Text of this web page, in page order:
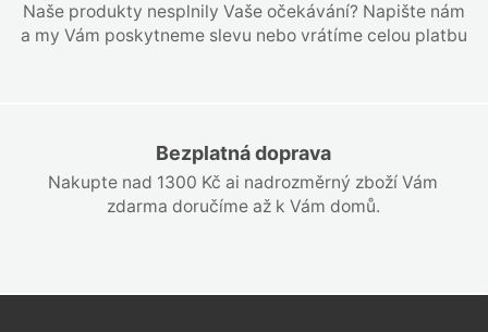
Naše produkty nesplnily Vaše očekávání? Napište nám
a my Vám poskytneme slevu nebo vrátíme celou platbu
Bezplatná doprava
Nakupte nad 1300 Kč ai nadrozměrný zboží Vám
zdarma doručíme až k Vám domů.